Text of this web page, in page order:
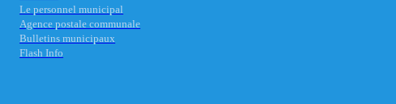
Le personnel municipal
Agence postale communale
Bulletins municipaux
Flash Info